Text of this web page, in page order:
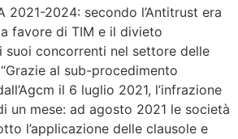
2021-2024: secondo l’Antitrust era
a favore di TIM e il divieto
suoi concorrenti nel settore delle
al sub-procedimento
il 6 luglio 2021, l’infrazione
un mese: ad agosto 2021 le società
l’applicazione delle clausole e